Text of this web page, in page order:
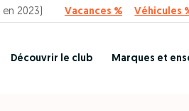
2023) Vacances % Véhicules
Découvrir le club Marques et